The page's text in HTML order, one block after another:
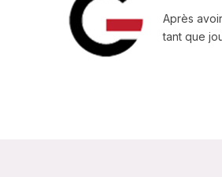
Après
tant que